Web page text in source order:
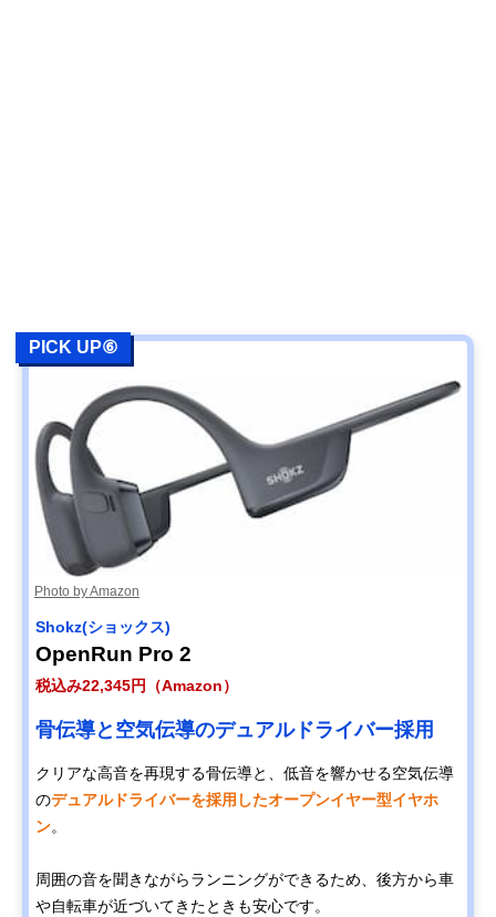
PICK UP⑥
Photo by Amazon
Shokz(ショックス)
OpenRun Pro 2
税込み22,345円（Amazon）
骨伝導と空気伝導のデュアルドライバー採用
クリアな高音を再現する骨伝導と、低音を響かせる空気伝導
のデュアルドライバーを採用したオープンイヤー型イヤホ
ン。
周囲の音を聞きながらランニングができるため、後方から車
や自転車が近づいてきたときも安心です。